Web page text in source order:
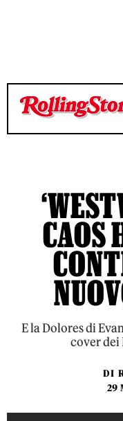
TEMPO DI LETTURA 3
TEMPO DI LETTURA 3
CAOS
E la Dolores di
cover dei
DI
29